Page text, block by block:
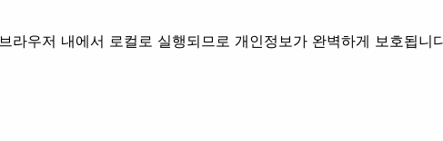
라우저 내에서 로컬로 실행되므로 개인정보가 완벽하게 보호됩니